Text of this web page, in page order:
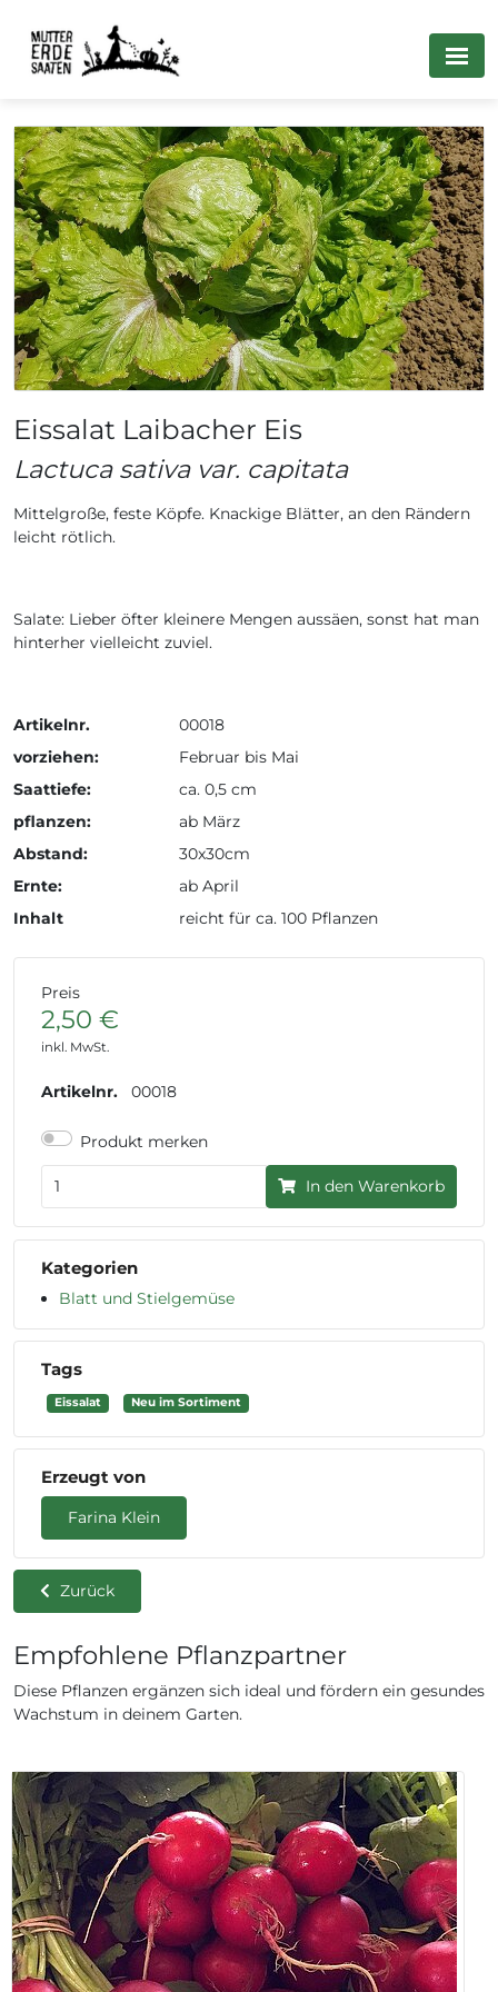
Eissalat Laibacher Eis
Lactuca sativa var. capitata
Mittelgroße, feste Köpfe. Knackige Blätter, an den Rändern
leicht rötlich.
Salate: Lieber öfter kleinere Mengen aussäen, sonst hat man
hinterher vielleicht zuviel.
Artikelnr.
00018
vorziehen:
Februar bis Mai
Saattiefe:
ca. 0,5 cm
pflanzen:
ab März
Abstand:
30x30cm
Ernte:
ab April
Inhalt
reicht für ca. 100 Pflanzen
Preis
2,50 €
inkl. MwSt.
Artikelnr. 00018
Produkt merken
In den Warenkorb
Kategorien
Blatt und Stielgemüse
Tags
Eissalat Neu im Sortiment
Erzeugt von
Farina Klein
Zurück
Empfohlene Pflanzpartner
Diese Pflanzen ergänzen sich ideal und fördern ein gesundes
Wachstum in deinem Garten.